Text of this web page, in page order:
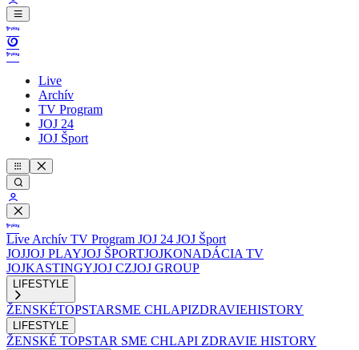
Live
Archív
TV Program
JOJ 24
JOJ Šport
Live Archív TV Program JOJ 24 JOJ Šport
JOJJOJ PLAYJOJ ŠPORTJOJKONADÁCIA TV
JOJKASTINGYJOJ CZJOJ GROUP
LIFESTYLE
ŽENSKÉTOPSTARSME CHLAPIZDRAVIEHISTORY
LIFESTYLE
ŽENSKÉ TOPSTAR SME CHLAPI ZDRAVIE HISTORY